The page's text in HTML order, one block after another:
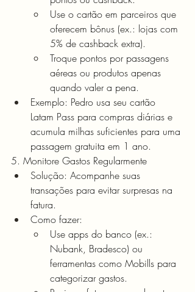
Use o cartão em parceiros que
oferecem bônus (ex.: lojas com
5% de cashback extra).
Troque pontos por passagens
aéreas ou produtos apenas
quando valer a pena.
Exemplo: Pedro usa seu cartão
Latam Pass para compras diárias e
acumula milhas suficientes para uma
passagem gratuita em 1 ano.
5. Monitore Gastos Regularmente
Solução: Acompanhe suas
transações para evitar surpresas na
fatura.
Como fazer:
Use apps do banco (ex.:
Nubank, Bradesco) ou
ferramentas como Mobills para
categorizar gastos.